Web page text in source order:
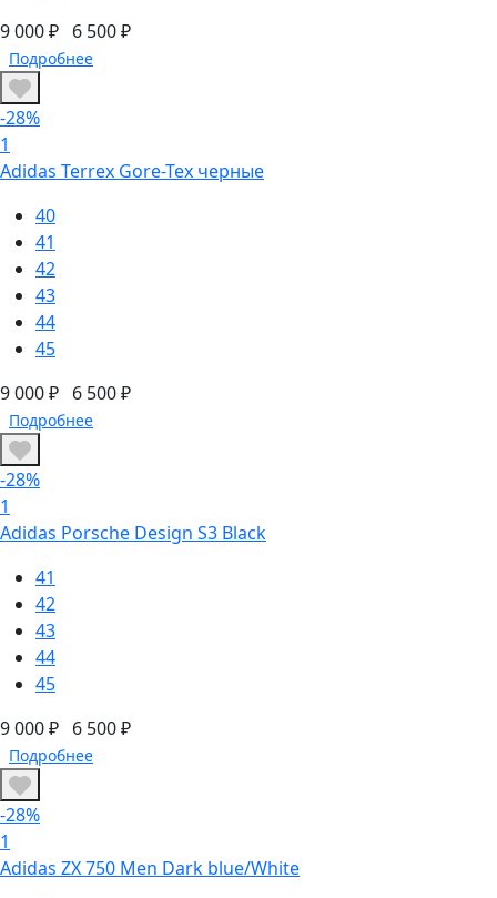
9 000 ₽ 6 500 ₽
Подробнее
-28%
1
Adidas Terrex Gore-Tex черные
40
41
42
43
44
45
9 000 ₽ 6 500 ₽
Подробнее
-28%
1
Adidas Porsche Design S3 Black
41
42
43
44
45
9 000 ₽ 6 500 ₽
Подробнее
-28%
1
Adidas ZX 750 Men Dark blue/White